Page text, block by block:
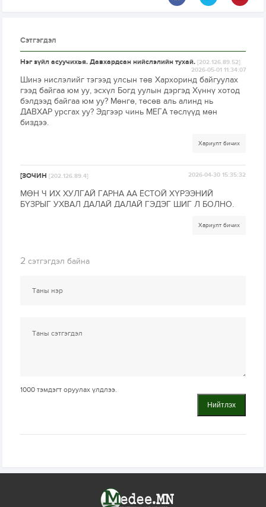
Сэтгэгдэл
Нэг зүйл асуучихья. Давхардсан нийслэлийн тухай.[202.126.89.52]
2026-05-01 11:34:07
Шинэ нислэлийг тэгээд улсын төв Хархоринд байгуулах
гээд байгаа юм уу, эсхүл Богд уулын дэргэд Хүннү хотод
бэлдээд байгаа юм уу? Мөнгө, төсөв аль алинд нь
ДАВХАР урсгах уу? Эдгээр чинь МЕГА төслүүд мөн
биздээ.
Хариулт бичих
[ЗОЧИН[202.126.89.4] 2026-04-30 15:35:32
МӨН Ч ИХ ХУЛГАЙ ГАРНА АА ЁСТОЙ ХҮРЭЭНИЙ
БҮЗРЫГ УХВАЛ ДАЛАЙ ДАЛАЙ ГЭДЭГ ШИГ Л БОЛНО.
Хариулт бичих
2 сэтгэгдэл байна
1000 тэмдэгт оруулах үлдлээ.
Нийтлэх